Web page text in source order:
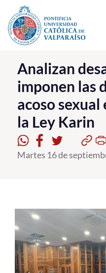
Click acá para ir directamente
La Universidad
Investigación, Creación
PUCV Internacional
Vinculación con el Medio
Admisión
Formación Continua
Estudiantes
Académicos
Analizan
imponen las
acoso sexual
la Ley Karin
Martes 16 de